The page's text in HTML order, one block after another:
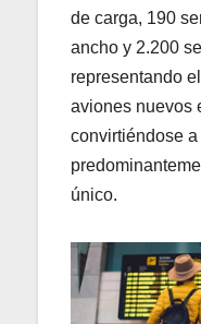
de carga, 190
ancho y 2.200
representando
aviones nuevos
convirtiéndose
único.